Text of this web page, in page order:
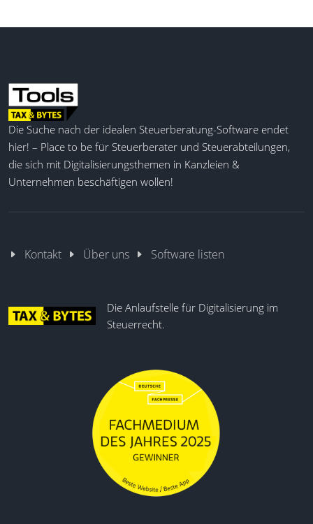
der Übermittlung auf Compliance-, Struktur- und
verlässlichere Abläufe in der elektronischen
Rechnungsverarbeitung geschaffen werden. Für den
Versand über Peppol berücksichtigt die Lösung die
Registrierung der Rechtseinheit im Netzwerk sowie
die Verwendung einer PEPPOL-Kennung für
Business-Empfänger. So wird eine belastbare
Grundlage für regelkonforme, automatisierbare B2B-
Rechnungserstellung
XRechnung-Unterstützung
ZUGFeR-Unterstützung
API-Key-Verwaltung
TEST/LIVE-Trennung
Die Suche nach der idealen Steuerberatung-Software endet
hier! – Place to be für Steuerberater und Steuerabteilungen,
die sich mit Digitalisierungsthemen in Kanzleien &
Unternehmen beschäftigen wollen!
Kontakt Über uns Software listen
Die Anlaufstelle für Digitalisierung im
Steuerrecht.